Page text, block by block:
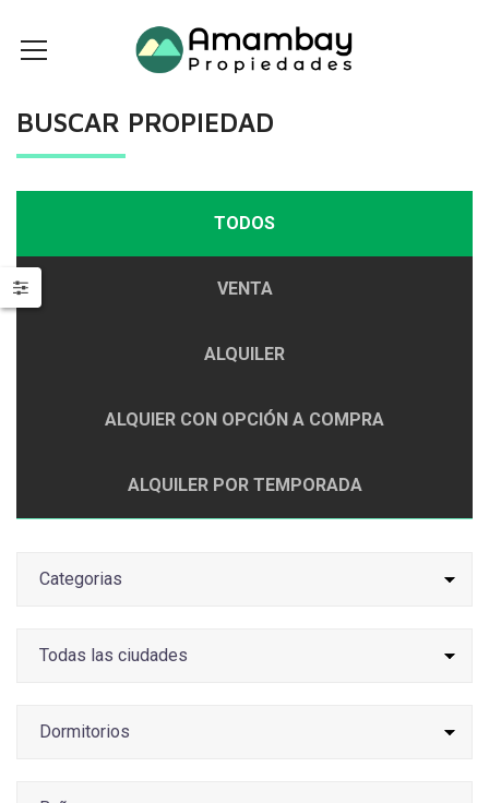
BUSCAR PROPIEDAD
TODOS
VENTA
ALQUILER
ALQUIER CON OPCIÓN A COMPRA
ALQUILER POR TEMPORADA